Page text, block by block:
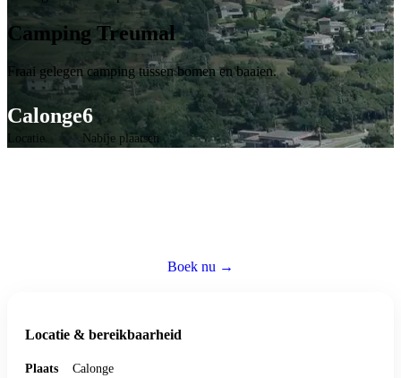
Camping Treumal
Fraai gelegen camping tussen bomen en baaien.
Calonge
Locatie
6
Nabije plaatsen
Boek nu →
Locatie & bereikbaarheid
Plaats
Calonge